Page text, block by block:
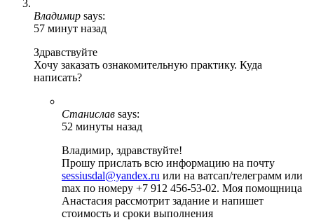
Владимир says:
57 минут назад
Здравствуйте
Хочу заказать ознакомительную практику. Куда
написать?
Станислав says:
52 минуты назад
Владимир, здравствуйте!
Прошу прислать всю информацию на почту
sessiusdal@yandex.ru или на ватсап/телеграмм или
max по номеру +7 912 456-53-02. Моя помощница
Анастасия рассмотрит задание и напишет
стоимость и сроки выполнения